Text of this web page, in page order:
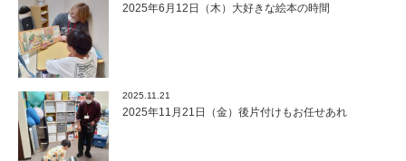
2025年6月12日（木）大好きな絵本の時間
2025.11.21
2025年11月21日（金）後片付けもお任せあれ